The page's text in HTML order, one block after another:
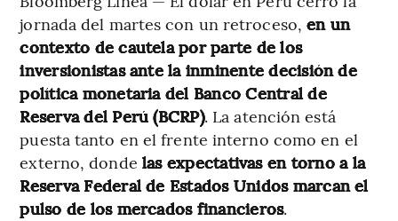
jornada del martes con un retroceso,en un
contexto de cautela por parte de los
inversionistas ante la inminente decisión de
política monetaria del Banco Central de
Reserva del Perú (BCRP). La atención está
puesta tanto en el frente interno como en el
externo, donde las expectativas en torno a la
Reserva Federal de Estados Unidos marcan el
pulso de los mercados financieros.